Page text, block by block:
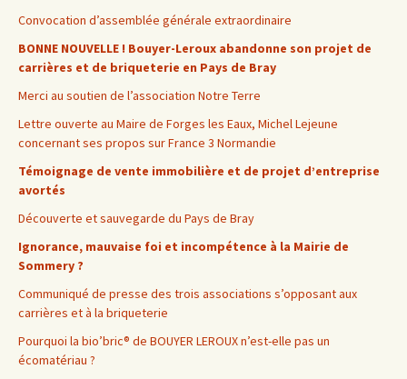
Convocation d’assemblée générale extraordinaire
BONNE NOUVELLE ! Bouyer-Leroux abandonne son projet de
carrières et de briqueterie en Pays de Bray
Merci au soutien de l’association Notre Terre
Lettre ouverte au Maire de Forges les Eaux, Michel Lejeune
concernant ses propos sur France 3 Normandie
Témoignage de vente immobilière et de projet d’entreprise
avortés
Découverte et sauvegarde du Pays de Bray
Ignorance, mauvaise foi et incompétence à la Mairie de
Sommery ?
Communiqué de presse des trois associations s’opposant aux
carrières et à la briqueterie
Pourquoi la bio’bric® de BOUYER LEROUX n’est-elle pas un
écomatériau ?